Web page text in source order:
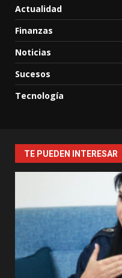
Actualidad
Finanzas
Noticias
Sucesos
Tecnología
TE PUEDEN INTERESAR